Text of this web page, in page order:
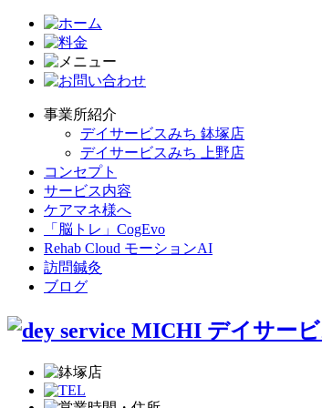
事業所紹介
デイサービスみち 鉢塚店
デイサービスみち 上野店
コンセプト
サービス内容
ケアマネ様へ
「脳トレ」CogEvo
Rehab Cloud モーションAI
訪問鍼灸
ブログ